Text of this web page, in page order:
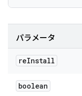
パラメータ
reInstall
boolean